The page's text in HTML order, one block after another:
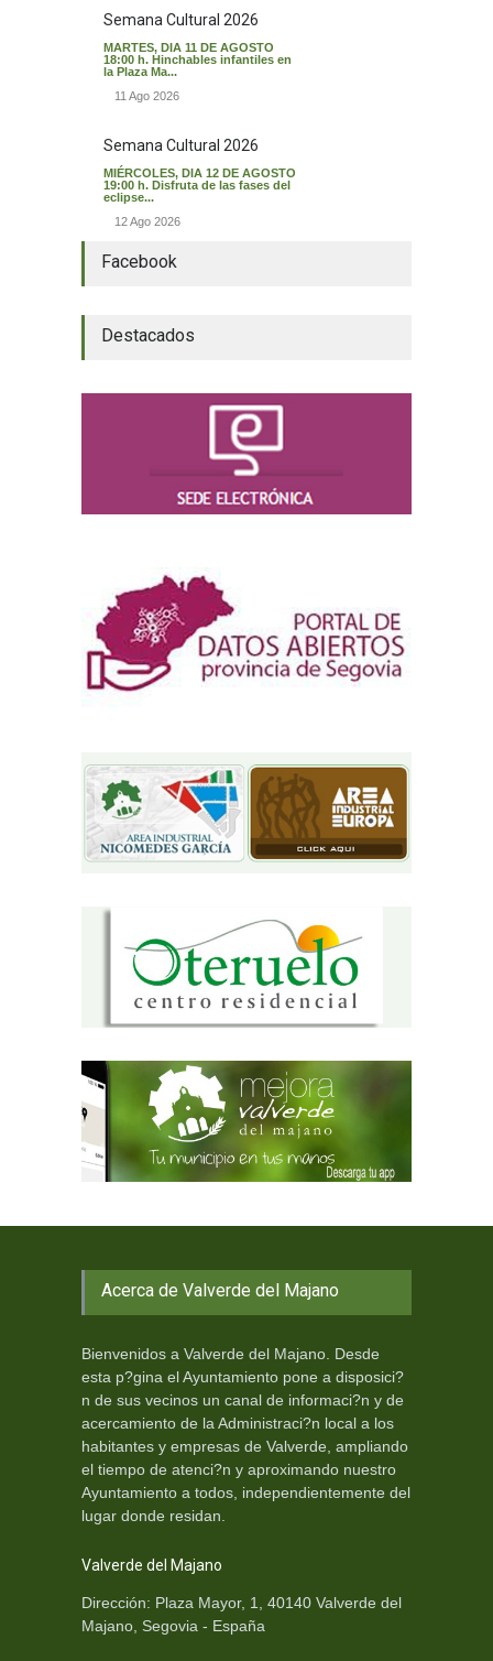
Semana Cultural 2026
MARTES, DIA 11 DE AGOSTO
18:00 h. Hinchables infantiles en
la Plaza Ma...
11 Ago 2026
Semana Cultural 2026
MIÉRCOLES, DIA 12 DE AGOSTO
19:00 h. Disfruta de las fases del
eclipse...
12 Ago 2026
Facebook
Destacados
Acerca de Valverde del Majano
Bienvenidos a Valverde del Majano. Desde
esta p?gina el Ayuntamiento pone a disposici?
n de sus vecinos un canal de informaci?n y de
acercamiento de la Administraci?n local a los
habitantes y empresas de Valverde, ampliando
el tiempo de atenci?n y aproximando nuestro
Ayuntamiento a todos, independientemente del
lugar donde residan.
Valverde del Majano
Dirección: Plaza Mayor, 1, 40140 Valverde del
Majano, Segovia - España